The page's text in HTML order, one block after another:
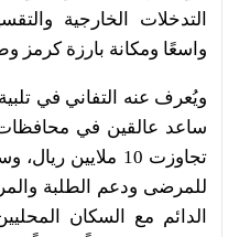
التدخلات الخارجية
واسعًا ومكانة بارزة كرمز
ويُعرف عنه التفاني في
ساعد عالقين في
تجاوزت 10 ملايين
للمرضى ودعم الطلبة
الدائم مع السكان